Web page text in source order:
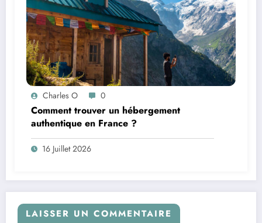
Charles O 0
Comment trouver un hébergement
authentique en France ?
16 Juillet 2026
LAISSER UN COMMENTAIRE